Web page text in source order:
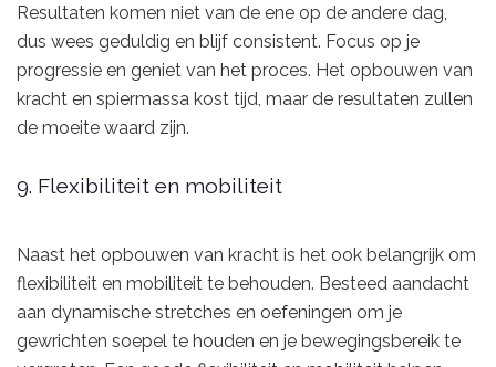
Resultaten komen niet van de ene op de andere dag,
dus wees geduldig en blijf consistent. Focus op je
progressie en geniet van het proces. Het opbouwen van
kracht en spiermassa kost tijd, maar de resultaten zullen
de moeite waard zijn.
9. Flexibiliteit en mobiliteit
Naast het opbouwen van kracht is het ook belangrijk om
flexibiliteit en mobiliteit te behouden. Besteed aandacht
aan dynamische stretches en oefeningen om je
gewrichten soepel te houden en je bewegingsbereik te